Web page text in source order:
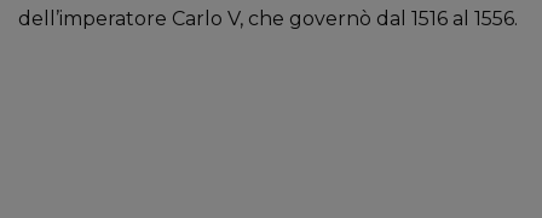
dell’imperatore Carlo V, che governò dal 1516 al 1556.